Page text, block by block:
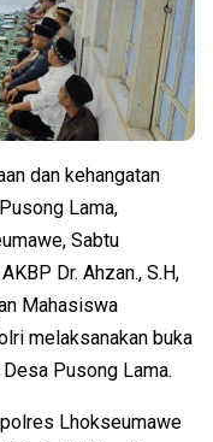
dan kehangatan
Lama,
Sabtu
Dr. Ahzan., S.H,
Mahasiswa
melaksanakan buka
Pusong Lama.
Lhokseumawe